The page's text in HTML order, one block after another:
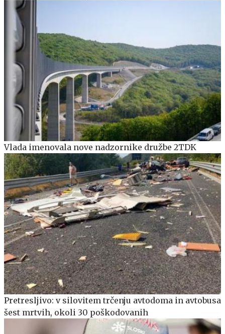
Vlada imenovala nove nadzornike družbe 2TDK
Pretresljivo: v silovitem trčenju avtodoma in avtobusa
šest mrtvih, okoli 30 poškodovanih